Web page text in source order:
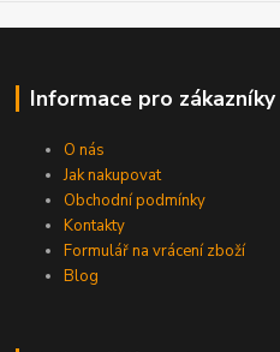
Informace pro zákazníky
O nás
Jak nakupovat
Obchodní podmínky
Kontakty
Formulář na vrácení zboží
Blog